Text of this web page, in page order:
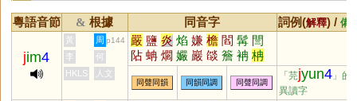
粵語音節 & 根據 同音字 詞例(解釋) / 備
jim4
黃 周 p144 嚴 鹽 炎 焰 嫌 檐 閻 髯 閆
阽 蚺 爓 孍 巖 燄 簷 袡 柟
呥 壛 蛅
李
何
HKLS
人文
同聲同韻 同韻同調 同聲同調
「芫jyun4 」的
異讀字